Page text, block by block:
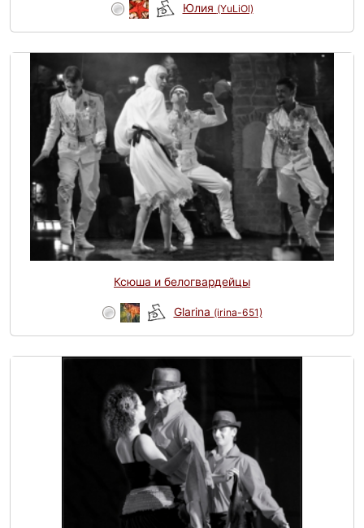
Юлия (YuLiOl)
Ксюша и белогвардейцы
Glarina (irina-651)